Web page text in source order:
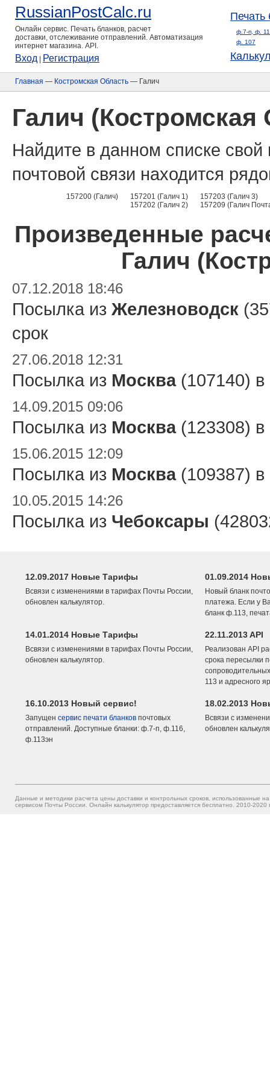
RussianPostCalc.ru
Онлайн сервис. Печать бланков, расчет
доставки, отслеживание отправлений. Автоматизация
интернет магазина. API.
Вход Регистрация
Печать
ф.7-п, ф.
ф. 107
Главная — Костромская Область — Галич
Галич (Костромская
Найдите в данном списке
почтовой связи находится
157200 (Галич)
157201 (Галич 1)
157202 (Галич 2)
157203 (Галич 3)
157209 (Галич
Произведенные
Галич
07.12.2018 18:46
Посылка из Железноводск
срок
27.06.2018 12:31
Посылка из Москва(107140) в
14.09.2015 09:06
Посылка из Москва(123308) в
15.06.2015 12:09
Посылка из Москва(109387) в
10.05.2015 14:26
Посылка из Чебоксары
12.09.2017 Новые Тарифы
Всвязи с изменениями в тарифах Почты России,
обновлен калькулятор.
01.09.2014
Новый бланк
платежа. Если у
бланк ф.113,
14.01.2014 Новые Тарифы
Всвязи с изменениями в тарифах Почты России,
обновлен калькулятор.
22.11.2013 API
Реализован API
срока пересылки
113 и адресного
16.10.2013 Новый сервис!
Запущен сервис печати бланков почтовых
отправлений. Доступные бланки: ф.7-п, ф.116,
ф.113эн
18.02.2013
Всвязи с
обновлен
Данные и методики расчета цены доставки и контрольных сроков, использованные
сервисом Почты России. Онлайн калькулятор предоставляется бесплатно. 2010-2020